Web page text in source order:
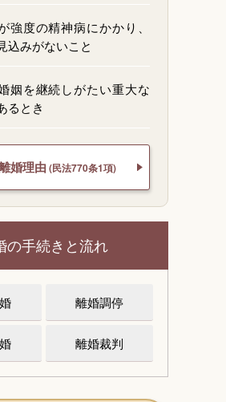
強度の精神病にかかり、
込みがないこと
姻を継続しがたい重大な
るとき
婚理由 (民法770条1項)
の手続きと流れ
離婚調停
離婚裁判